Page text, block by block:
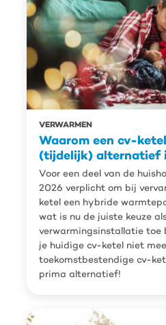
VERWARMEN
Waarom een cv-
(tijdelijk) alternatief
Voor een deel van de
2026 verplicht om bij
ketel een hybride
wat is nu de juiste keuze
verwarmingsinstallatie toe
je huidige cv-ketel niet
toekomstbestendige cv-
prima alternatief!